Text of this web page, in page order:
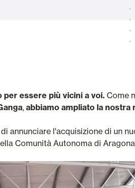
per essere più vicini a voi. Come
, abbiamo ampliato la
annunciare l'acquisizione di un
Comunità Autonoma di